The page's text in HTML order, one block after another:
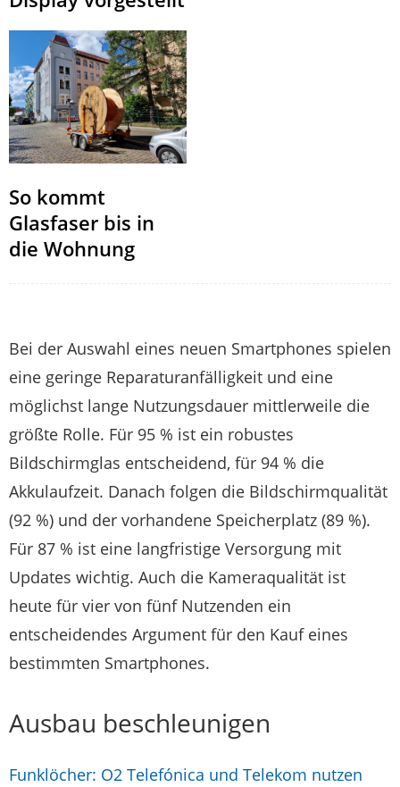
So kommt
Glasfaser bis in
die Wohnung
Bei der Auswahl eines neuen Smartphones spielen
eine geringe Reparaturanfälligkeit und eine
möglichst lange Nutzungsdauer mittlerweile die
größte Rolle. Für 95 % ist ein robustes
Bildschirmglas entscheidend, für 94 % die
Akkulaufzeit. Danach folgen die Bildschirmqualität
(92 %) und der vorhandene Speicherplatz (89 %).
Für 87 % ist eine langfristige Versorgung mit
Updates wichtig. Auch die Kameraqualität ist
heute für vier von fünf Nutzenden ein
entscheidendes Argument für den Kauf eines
bestimmten Smartphones.
Ausbau beschleunigen
Funklöcher: O2 Telefónica und Telekom nutzen